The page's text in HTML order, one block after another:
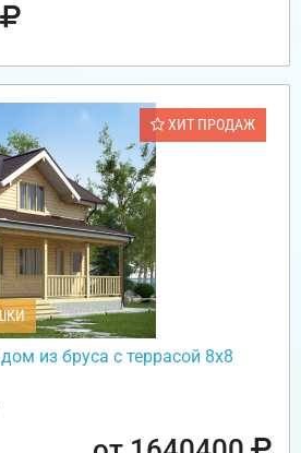
ХИТ ПРОДАЖ
из бруса с террасой 8х8